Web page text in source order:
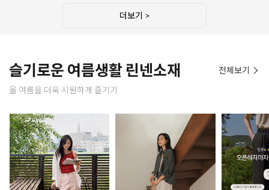
더보기 >
슬기로운 여름생활 린넨소재
올 여름을 더욱 시원하게 즐기기
전체보기